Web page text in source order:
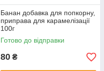
Банан добавка для попкорну,
приправа для карамелізації
100г
Готово до відправки
80 ₴